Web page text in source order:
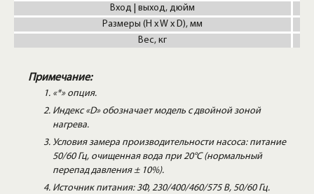
Вход | выход, дюйм
Размеры (H x W x D), мм
Вес, кг
Примечание:
«*» опция.
Индекс «D» обозначает модель с двойной зоной
нагрева.
Условия замера производительности насоса: питание
50/60 Гц, очищенная вода при 20°С (нормальный
перепад давления ± 10%).
Источник питания: 3Φ, 230/400/460/575 В, 50/60 Гц.